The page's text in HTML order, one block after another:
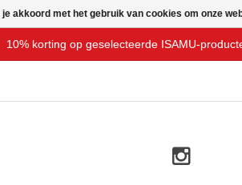
10% korting op geselecteerde ISAMU-
akkoord met het gebruik van cookies om onze